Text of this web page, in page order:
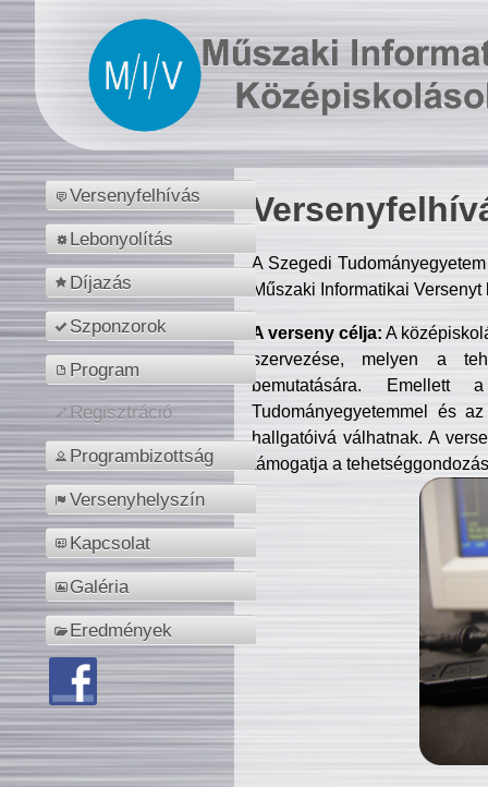
Versenyfelhívás
Lebonyolítás
Díjazás
Szponzorok
Program
Regisztráció
Programbizottság
Versenyhelyszín
Kapcsolat
Galéria
Eredmények
A Szegedi
Műszaki Informatikai
A verseny célja: A
szervezése, melyen a
bemutatására. Emellett
Tudományegyetemmel és
hallgatóivá válhatnak. A
támogatja a